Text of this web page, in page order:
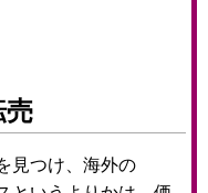
売
見つけ、海外の